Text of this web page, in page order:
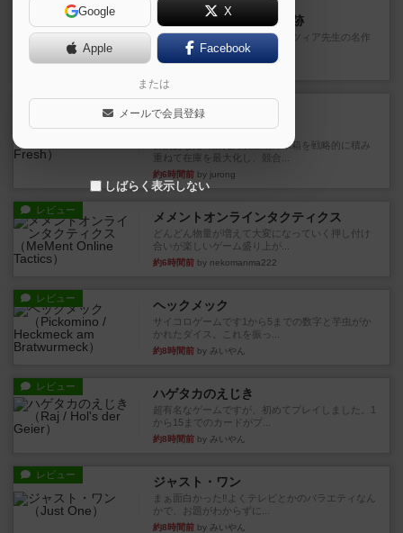
アルナックの失われし遺跡
アナログ対人プレイ数回。クニツィア先生の名作
「エルドラドを探して」にあ...
約1時間前by おーちゃん
ルール/インスト
画像付き
マーケットフレッシュ
目的あなたの店先に農産物の木箱を戦略的に積み
重ねて在庫を最大化し、競合...
約6時間前 by jurong
レビュー メメントオンラインタクティクス
どんどん物量が増えて大変になっていく押し付け
合いが楽しいゲーム盛り上が...
約6時間前 by nekomanma222
レビュー ヘックメック
サイコロゲームです1から5までの数字と芋虫がか
かれたダイス。これを振っ...
約8時間前 by みいやん
レビュー ハゲタカのえじき
超有名なゲームですが、初めてプレイしました。1
から15までのカードがプ...
約8時間前 by みいやん
レビュー ジャスト・ワン
まぁ面白かった‼️よくテレビとかのバラエティなん
かで、お題がわからずに...
約8時間前 by みいやん
Google X
Apple Facebook
または
メールで会員登録
しばらく表示しない